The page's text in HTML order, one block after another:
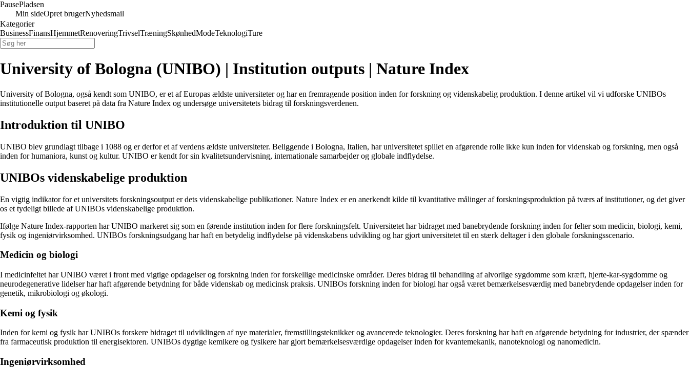
PausePladsen
Min sideOpret brugerNyhedsmail
Kategorier
BusinessFinansHjemmetRenoveringTrivselTræningSkønhedModeTeknologiTure
University of Bologna (UNIBO) | Institution outputs | Nature Index
University of Bologna, også kendt som UNIBO, er et af Europas ældste universiteter og har en fremragende position inden for forskning og videnskabelig produktion. I denne artikel vil vi udforske UNIBOs
institutionelle output baseret på data fra Nature Index og undersøge universitetets bidrag til forskningsverdenen.
Introduktion til UNIBO
UNIBO blev grundlagt tilbage i 1088 og er derfor et af verdens ældste universiteter. Beliggende i Bologna, Italien, har universitetet spillet en afgørende rolle ikke kun inden for videnskab og forskning, men også
inden for humaniora, kunst og kultur. UNIBO er kendt for sin kvalitetsundervisning, internationale samarbejder og globale indflydelse.
UNIBOs videnskabelige produktion
En vigtig indikator for et universitets forskningsoutput er dets videnskabelige publikationer. Nature Index er en anerkendt kilde til kvantitative målinger af forskningsproduktion på tværs af institutioner, og det giver
os et tydeligt billede af UNIBOs videnskabelige produktion.
Ifølge Nature Index-rapporten har UNIBO markeret sig som en førende institution inden for flere forskningsfelt. Universitetet har bidraget med banebrydende forskning inden for felter som medicin, biologi, kemi,
fysik og ingeniørvirksomhed. UNIBOs forskningsudgang har haft en betydelig indflydelse på videnskabens udvikling og har gjort universitetet til en stærk deltager i den globale forskningsscenario.
Medicin og biologi
I medicinfeltet har UNIBO været i front med vigtige opdagelser og forskning inden for forskellige medicinske områder. Deres bidrag til behandling af alvorlige sygdomme som kræft, hjerte-kar-sygdomme og
neurodegenerative lidelser har haft afgørende betydning for både videnskab og medicinsk praksis. UNIBOs forskning inden for biologi har også været bemærkelsesværdig med banebrydende opdagelser inden for
genetik, mikrobiologi og økologi.
Kemi og fysik
Inden for kemi og fysik har UNIBOs forskere bidraget til udviklingen af nye materialer, fremstillingsteknikker og avancerede teknologier. Deres forskning har haft en afgørende betydning for industrier, der spænder
fra farmaceutisk produktion til energisektoren. UNIBOs dygtige kemikere og fysikere har gjort bemærkelsesværdige opdagelser inden for kvantemekanik, nanoteknologi og nanomedicin.
Ingeniørvirksomhed